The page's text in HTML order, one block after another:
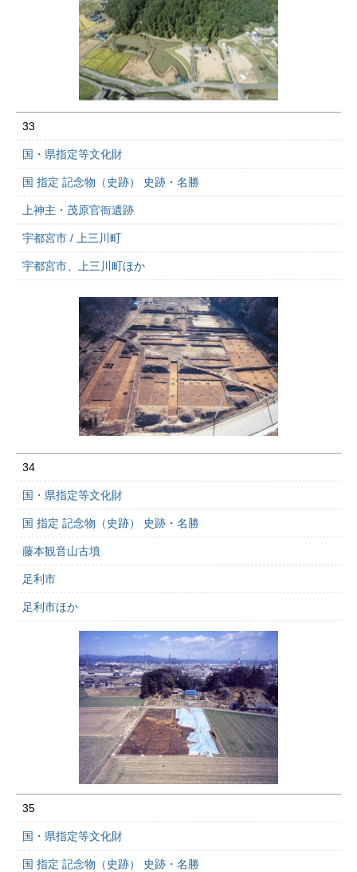
33
国・県指定等文化財
国 指定 記念物（史跡） 史跡・名勝
上神主・茂原官衙遺跡
宇都宮市 / 上三川町
宇都宮市、上三川町ほか
34
国・県指定等文化財
国 指定 記念物（史跡） 史跡・名勝
藤本観音山古墳
足利市
足利市ほか
35
国・県指定等文化財
国 指定 記念物（史跡） 史跡・名勝